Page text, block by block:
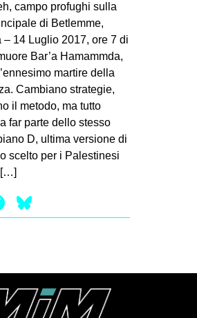
EVENTI
in
Fb
tw
bsky
campo profughi sulla
di Betlemme,
– 14 Luglio 2017, ore 7 di
Bar’a Hamammda,
martire della
Cambiano strategie,
il metodo, ma tutto
far parte dello stesso
D, ultima versione di
scelto per i Palestinesi
[…]
Facebook